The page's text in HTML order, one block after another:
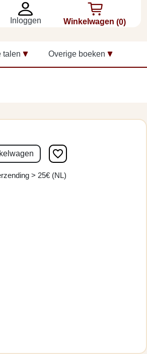
Inloggen Winkelwagen (0)
talen Overige boeken
favorite_border
> 25€ (NL)